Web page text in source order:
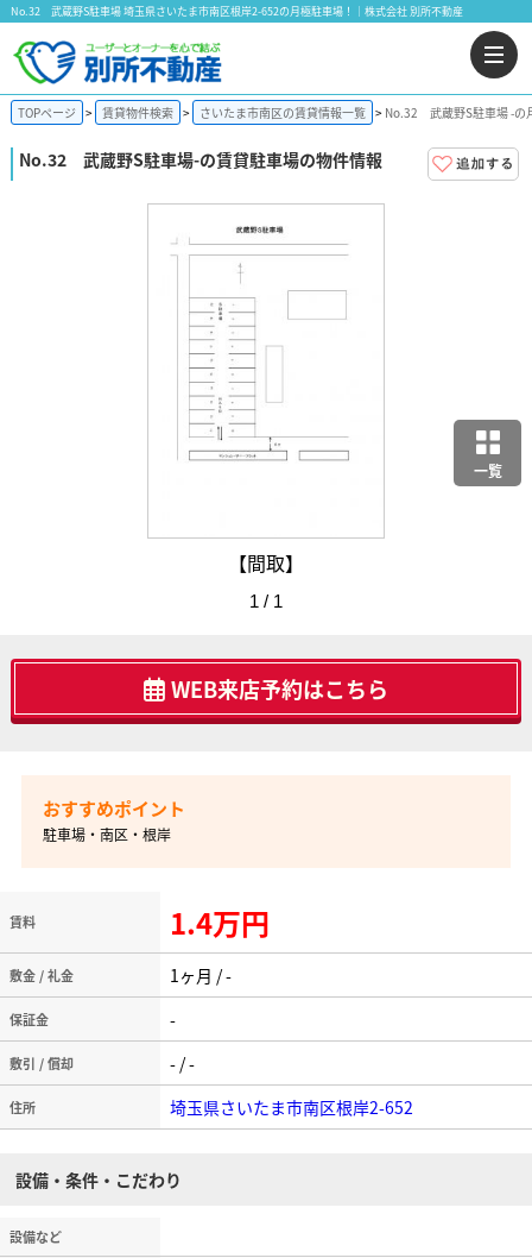
No.32 武蔵野S駐車場 埼玉県さいたま市南区根岸2-652の月極駐車場！｜株式会社 別所不動産
TOPページ 賃貸物件検索 さいたま市南区の賃貸情報一覧 No.32 武蔵野S駐車場 -の
No.32 武蔵野S駐車場-の賃貸駐車場の物件情報
一覧
【間取】
1 / 1
WEB来店予約はこちら
駐車場・南区・根岸
賃料 1.4万円
敷金 / 礼金 1ヶ月 / -
保証金 -
敷引 / 償却 - / -
住所 埼玉県さいたま市南区根岸2-652
設備・条件・こだわり
設備など